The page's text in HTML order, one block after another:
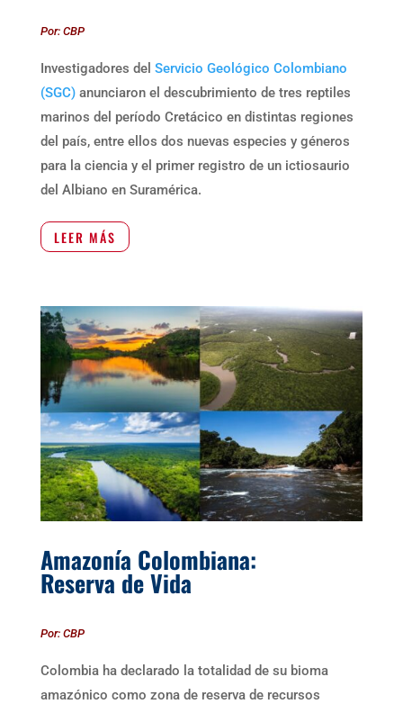
Por: CBP
Investigadores del Servicio Geológico Colombiano
(SGC) anunciaron el descubrimiento de tres reptiles
marinos del período Cretácico en distintas regiones
del país, entre ellos dos nuevas especies y géneros
para la ciencia y el primer registro de un ictiosaurio
del Albiano en Suramérica.
LEER MÁS
Amazonía Colombiana:
Reserva de Vida
Por: CBP
Colombia ha declarado la totalidad de su bioma
amazónico como zona de reserva de recursos